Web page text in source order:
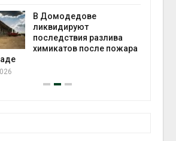
показало пределы
экологических расчётов
Авг 5, 2026